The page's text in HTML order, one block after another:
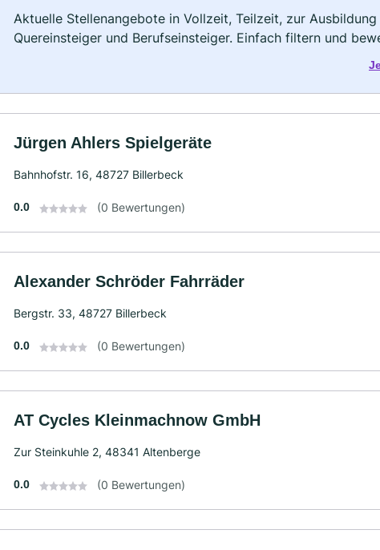
Aktuelle Stellenangebote in Vollzeit, Teilzeit, zur
Quereinsteiger und Berufseinsteiger. Einfach filtern und
Jürgen Ahlers Spielgeräte
Bahnhofstr. 16, 48727 Billerbeck
0.0 (0 Bewertungen)
Alexander Schröder Fahrräder
Bergstr. 33, 48727 Billerbeck
0.0 (0 Bewertungen)
AT Cycles Kleinmachnow GmbH
Zur Steinkuhle 2, 48341 Altenberge
0.0 (0 Bewertungen)